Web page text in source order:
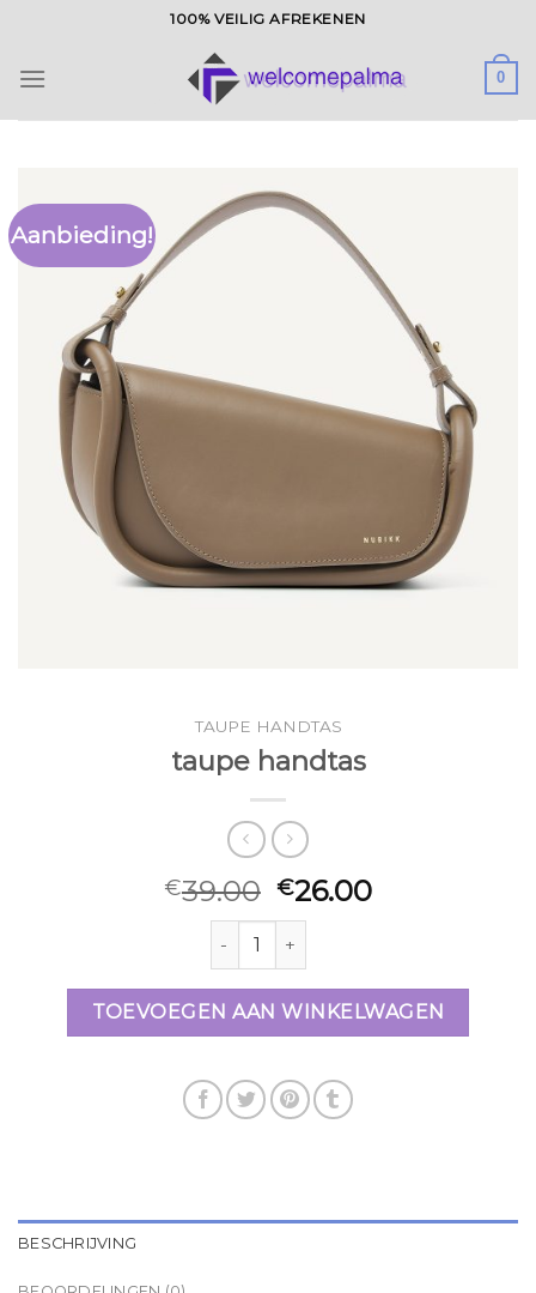
inhoud
100% VEILIG AFREKENEN
0
Aanbieding!
TAUPE HANDTAS
taupe handtas
€39.00 €26.00
taupe handtas aantal
TOEVOEGEN AAN WINKELWAGEN
BESCHRIJVING